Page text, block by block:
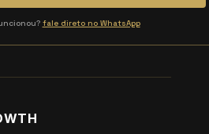
fale direto no WhatsApp